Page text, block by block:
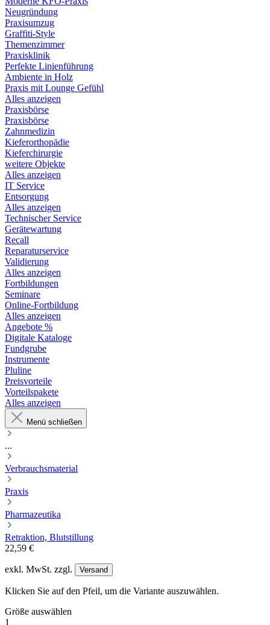
Neugründung
Praxisumzug
Graffiti-Style
Themenzimmer
Praxisklinik
Perfekte Linienführung
Ambiente in Holz
Praxis mit Lounge Gefühl
Alles anzeigen
Praxisbörse
Praxisbörse
Zahnmedizin
Kieferorthopädie
Kieferchirurgie
weitere Objekte
Alles anzeigen
IT Service
Entsorgung
Alles anzeigen
Technischer Service
Gerätewartung
Recall
Reparaturservice
Validierung
Alles anzeigen
Fortbildungen
Seminare
Online-Fortbildung
Alles anzeigen
Angebote %
Digitale Kataloge
Fundgrube
Instrumente
Pluline
Preisvorteile
Vorteilspakete
Alles anzeigen
Menü schließen
...
Verbrauchsmaterial
Praxis
Pharmazeutika
Retraktion, Blutstillung
22,59 €
exkl. MwSt. zzgl. Versand
Klicken Sie auf den Pfeil, um die Variante auszuwählen.
Größe auswählen
1